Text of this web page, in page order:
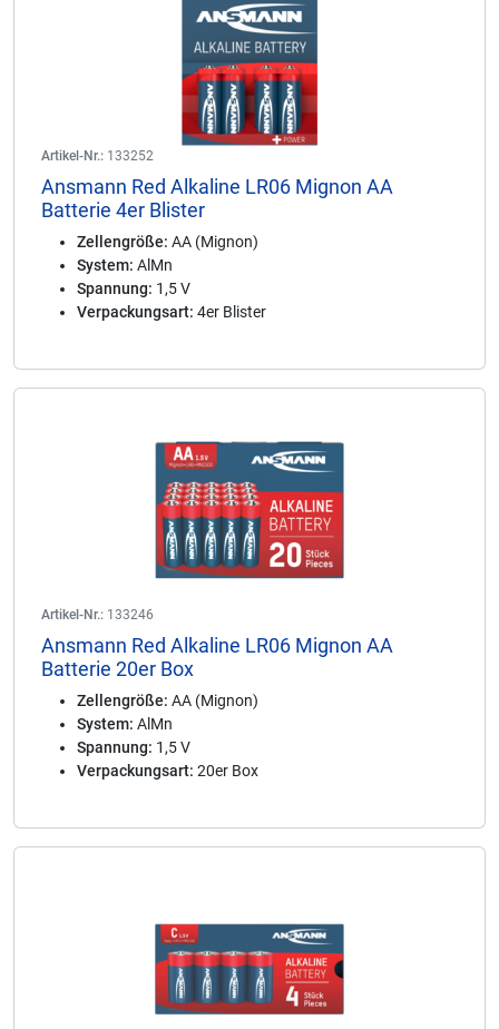
Artikel-Nr.: 133252
Ansmann Red Alkaline LR06 Mignon AA
Batterie 4er Blister
Zellengröße: AA (Mignon)
System: AlMn
Spannung: 1,5 V
Verpackungsart: 4er Blister
Artikel-Nr.: 133246
Ansmann Red Alkaline LR06 Mignon AA
Batterie 20er Box
Zellengröße: AA (Mignon)
System: AlMn
Spannung: 1,5 V
Verpackungsart: 20er Box